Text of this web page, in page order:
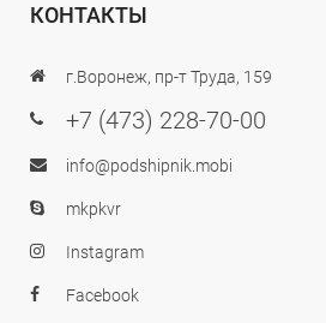
КОНТАКТЫ
г.Воронеж, пр-т Труда, 159
+7 (473) 228-70-00
info@podshipnik.mobi
mkpkvr
Instagram
Facebook